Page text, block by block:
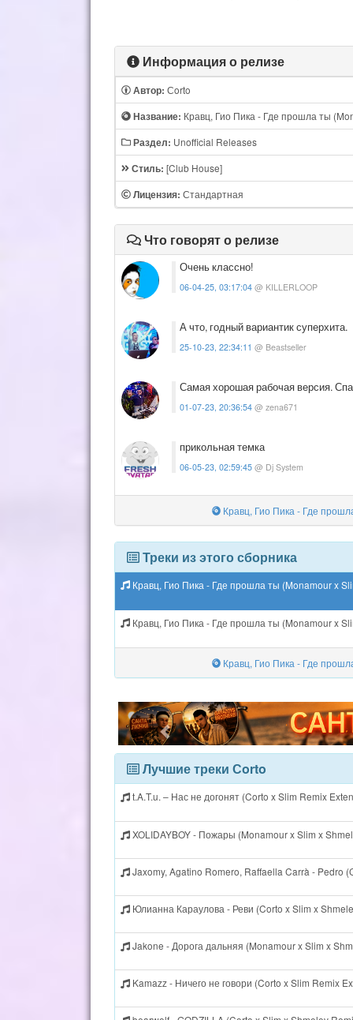
Информация о релизе
Автор: Сorto
Название: Кравц, Гио Пика - Где прошла ты
Раздел: Unofficial Releases
Стиль: [Club House]
Лицензия: Стандартная
Что говорят о релизе
Очень классно!
06-04-25, 03:17:04 @ KILLERLOOP
А что, годный вариантик суперхита.
25-10-23, 22:34:11 @ Beastseller
Самая хорошая рабочая версия.
01-07-23, 20:36:54 @ zena671
прикольная темка
06-05-23, 02:59:45 @ Dj System
Кравц, Гио Пика - Где
Треки из этого сборника
Кравц, Гио Пика - Где прошла ты (Monamour x
Кравц, Гио Пика - Где прошла ты (Monamour x
Кравц, Гио Пика - Где
Лучшие треки Сorto
t.A.T.u. – Нас не догонят (Corto x Slim Remix
XOLIDAYBOY - Пожары (Monamour x Slim x
Jaxomy, Agatino Romero, Raffaella Carrà - Pedro
Юлианна Караулова - Реви (Corto x Slim x
Jakone - Дорога дальняя (Monamour x Slim x
Kamazz - Ничего не говори (Corto x Slim Remix